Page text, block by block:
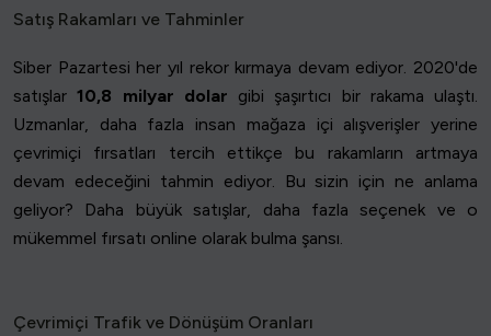
Satış Rakamları ve Tahminler
Siber Pazartesi her yıl rekor kırmaya devam ediyor. 2020'de
satışlar10,8 milyar dolar gibi şaşırtıcı bir rakama ulaştı.
Uzmanlar, daha fazla insan mağaza içi alışverişler yerine
çevrimiçi fırsatları tercih ettikçe bu rakamların artmaya
devam edeceğini tahmin ediyor. Bu sizin için ne anlama
geliyor? Daha büyük satışlar, daha fazla seçenek ve o
mükemmel fırsatı online olarak bulma şansı.
Çevrimiçi Trafik ve Dönüşüm Oranları